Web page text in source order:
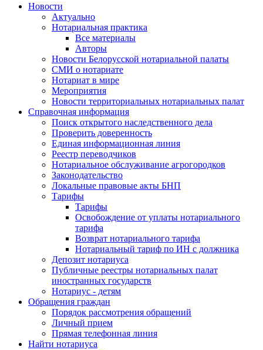
Новости
Актуально
Нотариальная практика
Все материалы
Авторы
Новости Белорусской нотариальной палаты
СМИ о нотариате
Нотариат в мире
Мероприятия
Новости территориальных нотариальных палат
Справочная информация
Поиск открытого наследственного дела
Проверить доверенность
Единая информационная линия
Реестр переводчиков
Нотариальное обслуживание агрогородков
Законодательство
Локальные правовые акты БНП
Тарифы
Тарифы
Освобождение от уплаты нотариального
тарифа
Возврат нотариального тарифа
Нотариальный тариф по ИН с должника
Депозит нотариуса
Публичные реестры нотариальных палат
иностранных государств
Нотариус - детям
Обращения граждан
Порядок рассмотрения обращений
Личный прием
Прямая телефонная линия
Найти нотариуса